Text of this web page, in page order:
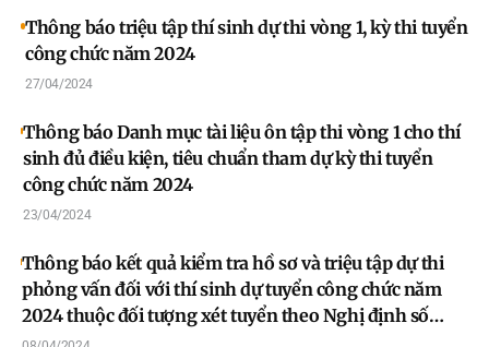
Thông báo triệu tập thí sinh dự thi vòng 1, kỳ thi tuyển
công chức năm 2024
27/04/2024
Thông báo Danh mục tài liệu ôn tập thi vòng 1 cho thí
sinh đủ điều kiện, tiêu chuẩn tham dự kỳ thi tuyển
công chức năm 2024
23/04/2024
Thông báo kết quả kiểm tra hồ sơ và triệu tập dự thi
phỏng vấn đối với thí sinh dự tuyển công chức năm
2024 thuộc đối tượng xét tuyển theo Nghị định số
140/2017/NĐ-CP ngày 05/12/2017 của Chính phủ